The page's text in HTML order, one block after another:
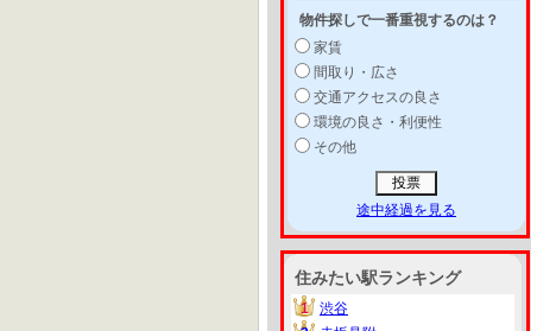
物件探しで一番重視するのは？
家賃
間取り・広さ
交通アクセスの良さ
環境の良さ・利便性
その他
途中経過を見る
住みたい駅ランキング
1
1
渋谷